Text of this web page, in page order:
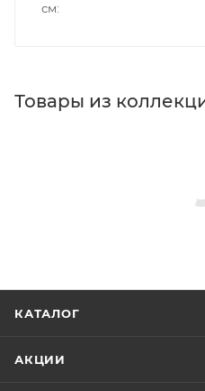
см
Товары из
Душ, Товар, 00-011367670
Бренд
Код товара